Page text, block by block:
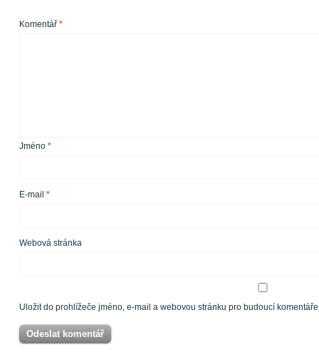
Komentář *
Jméno *
E-mail *
Webová stránka
Uložit do prohlížeče jméno, e-mail a webovou stránku pro budoucí